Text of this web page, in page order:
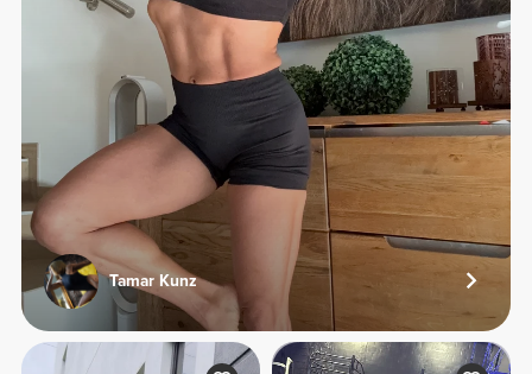
Tamar Kunz